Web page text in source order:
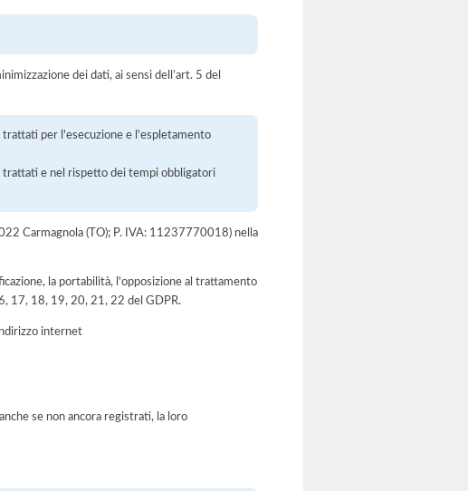
dei dati, ai sensi dell’art. 5 del
trattati per l'esecuzione e l'espletamento
trattati e nel rispetto dei tempi obbligatori
Carmagnola (TO); P. IVA: 11237770018) nella
la portabilità, l'opposizione al trattamento
17, 18, 19, 20, 21, 22 del GDPR.
internet
se non ancora registrati, la loro